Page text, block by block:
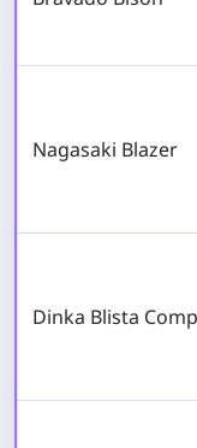
Nagasaki Blazer
Dinka Blista